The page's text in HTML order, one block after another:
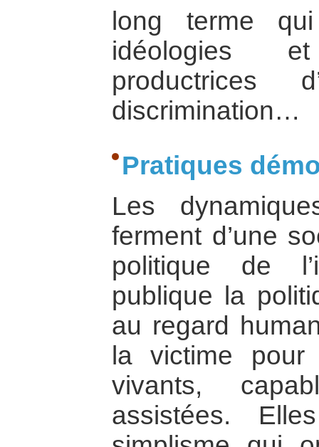
long terme
idéologies
productrices
discrimination…
Pratiques
Les
ferment d’une
politique de
publique la
au regard
la victime
vivants,
assistées.